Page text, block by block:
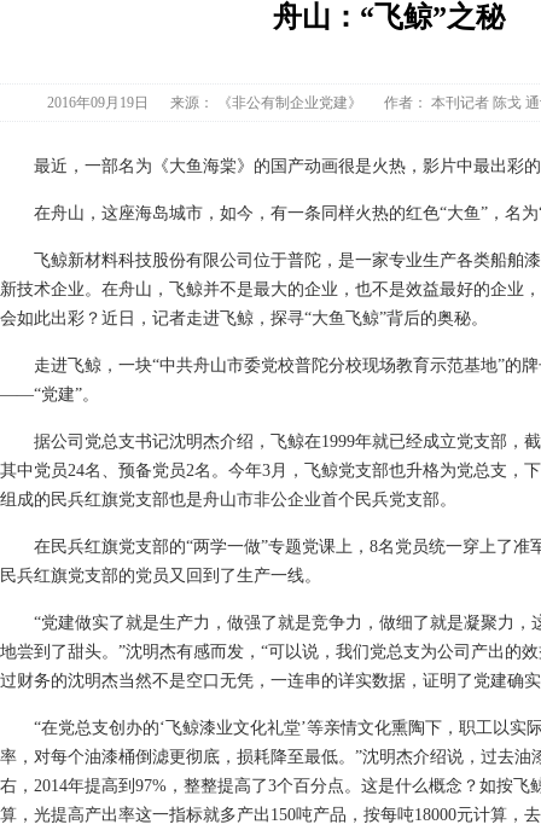
舟山：“飞鲸”之秘
2016年09月19日 来源： 《非公有制企业党建》 作者： 本刊记者 陈戈
最近，一部名为《大鱼海棠》的国产动画很是火热，影片中最出彩
在舟山，这座海岛城市，如今，有一条同样火热的红色“大鱼”，名为
飞鲸新材料科技股份有限公司位于普陀，是一家专业生产各类船舶
新技术企业。在舟山，飞鲸并不是最大的企业，也不是效益最好的企业
会如此出彩？近日，记者走进飞鲸，探寻“大鱼飞鲸”背后的奥秘。
走进飞鲸，一块“中共舟山市委党校普陀分校现场教育示范基地”的牌
——“党建”。
据公司党总支书记沈明杰介绍，飞鲸在1999年就已经成立党支部，截
其中党员24名、预备党员2名。今年3月，飞鲸党支部也升格为党总支，
组成的民兵红旗党支部也是舟山市非公企业首个民兵党支部。
在民兵红旗党支部的“两学一做”专题党课上，8名党员统一穿上了准
民兵红旗党支部的党员又回到了生产一线。
“党建做实了就是生产力，做强了就是竞争力，做细了就是凝聚力，
地尝到了甜头。”沈明杰有感而发，“可以说，我们党总支为公司产出的
过财务的沈明杰当然不是空口无凭，一连串的详实数据，证明了党建确
“在党总支创办的‘飞鲸漆业文化礼堂’等亲情文化熏陶下，职工以实
率，对每个油漆桶倒滤更彻底，损耗降至最低。”沈明杰介绍说，过去油
右，2014年提高到97%，整整提高了3个百分点。这是什么概念？如按飞
算，光提高产出率这一指标就多产出150吨产品，按每吨18000元计算，